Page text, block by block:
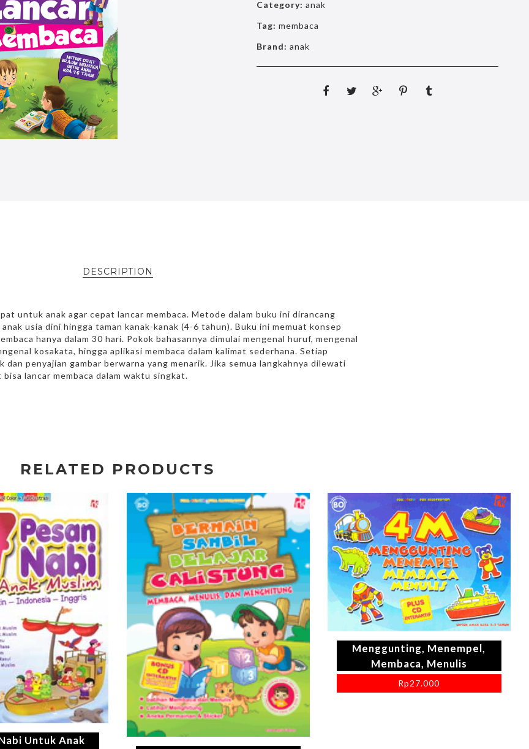
Category:anak
Tag:membaca
Brand:anak
DESCRIPTION
untuk anak agar cepat lancar membaca. Metode dalam buku ini dirancang
usia dini hingga taman kanak-kanak (4-6 tahun). Buku ini memuat konsep
hanya dalam 30 hari. Pokok bahasannya dimulai mengenal huruf, mengenal
kosakata, hingga aplikasi membaca dalam kalimat sederhana. Setiap
penyajian gambar berwarna yang menarik. Jika semua langkahnya dilewati
lancar membaca dalam waktu singkat.
RELATED PRODUCTS
Untuk Anak
Menggunting, Menempel,
Membaca, Menulis
Rp27.000